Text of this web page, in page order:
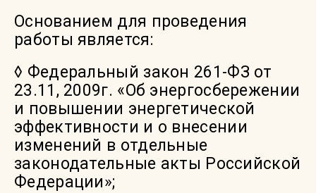
Основанием для проведения
работы является:
◊ Федеральный закон 261-ФЗ от
23.11, 2009г. «Об энергосбережении
и повышении энергетической
эффективности и о внесении
изменений в отдельные
законодательные акты Российской
Федерации»;